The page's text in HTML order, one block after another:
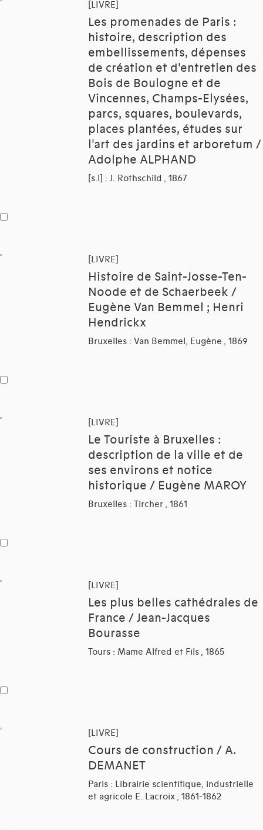
[LIVRE]
Les promenades de Paris :
histoire, description des
embellissements, dépenses
de création et d'entretien des
Bois de Boulogne et de
Vincennes, Champs-Elysées,
parcs, squares, boulevards,
places plantées, études sur
l'art des jardins et arboretum /
Adolphe ALPHAND
[s.l] : J. Rothschild , 1867
[LIVRE]
Histoire de Saint-Josse-Ten-
Noode et de Schaerbeek /
Eugène Van Bemmel ; Henri
Hendrickx
Bruxelles : Van Bemmel, Eugène , 1869
[LIVRE]
Le Touriste à Bruxelles :
description de la ville et de
ses environs et notice
historique / Eugène MAROY
Bruxelles : Tircher , 1861
[LIVRE]
Les plus belles cathédrales de
France / Jean-Jacques
Bourasse
Tours : Mame Alfred et Fils , 1865
[LIVRE]
Cours de construction / A.
DEMANET
Paris : Librairie scientifique, industrielle
et agricole E. Lacroix , 1861-1862